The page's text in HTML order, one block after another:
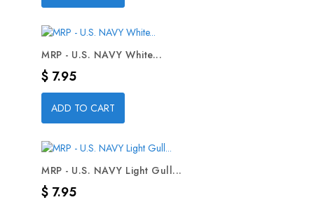
MRP - U.S. NAVY White...
Precio
$ 7.95
ADD TO CART
MRP - U.S. NAVY Light Gull...
Precio
$ 7.95